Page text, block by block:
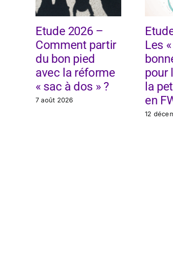
Etude 2026 –
Comment partir
du bon pied
avec la réforme
« sac à dos » ?
7 août 2026
Les
pour
la
en
12